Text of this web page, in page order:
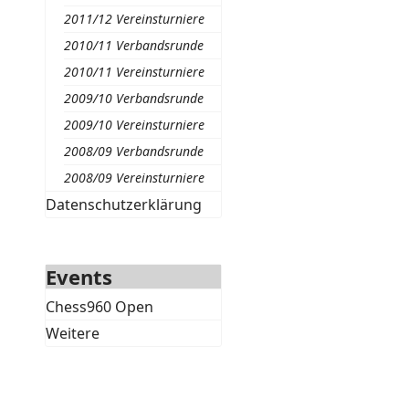
2011/12 Vereinsturniere
2010/11 Verbandsrunde
2010/11 Vereinsturniere
2009/10 Verbandsrunde
2009/10 Vereinsturniere
2008/09 Verbandsrunde
2008/09 Vereinsturniere
Datenschutzerklärung
Events
Chess960 Open
Weitere